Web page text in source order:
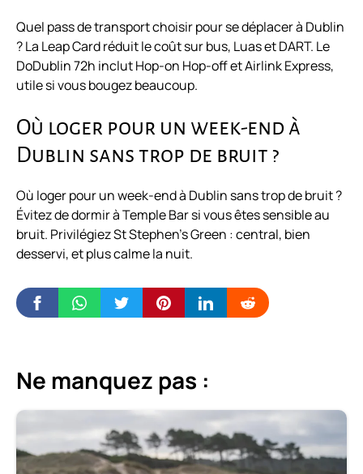
Quel pass de transport choisir pour se déplacer à Dublin
? La Leap Card réduit le coût sur bus, Luas et DART. Le
DoDublin 72h inclut Hop-on Hop-off et Airlink Express,
utile si vous bougez beaucoup.
Où loger pour un week-end à
Dublin sans trop de bruit ?
Où loger pour un week-end à Dublin sans trop de bruit ?
Évitez de dormir à Temple Bar si vous êtes sensible au
bruit. Privilégiez St Stephen’s Green : central, bien
desservi, et plus calme la nuit.
Ne manquez pas :